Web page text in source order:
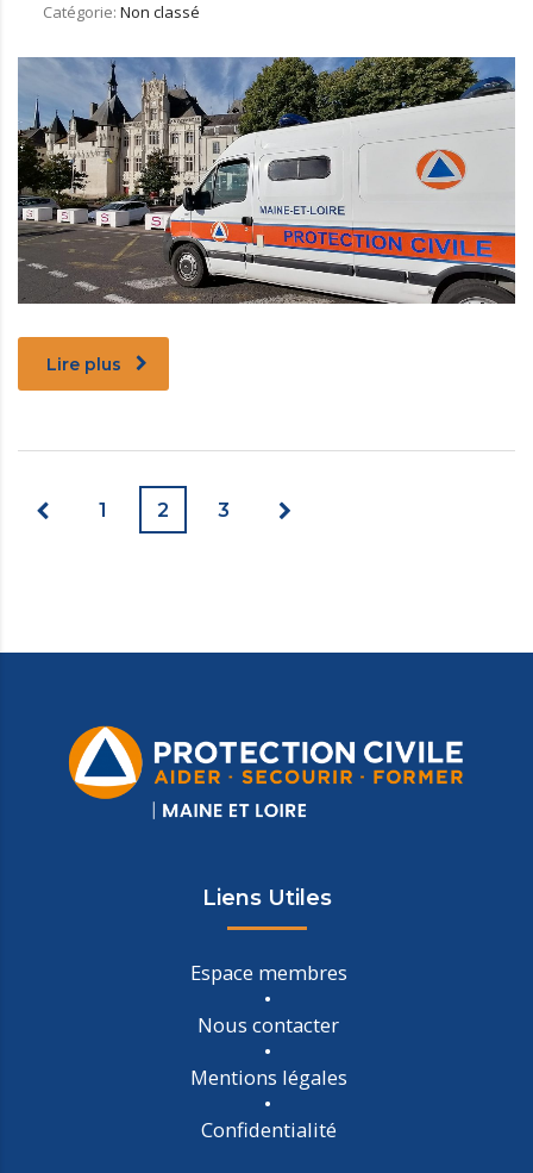
Catégorie: Non classé
Lire plus
1 2 3
Liens Utiles
Espace membres
Nous contacter
Mentions légales
Confidentialité